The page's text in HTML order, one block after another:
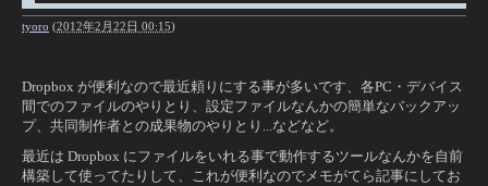
tyoro (2012年2月22日 00:15)
Dropbox が便利なので最近頼りにする事が多いです、各PC・デバイス
間でのファイルのやりとり、設定ファイルなんかの簡単なバックアッ
プ、共同制作者との成果物のやりとり...などなど。
最近は Dropbox にファイルをいれる事で動作するツールなんかを自前
構築して使ってたりして、これが便利なのでメモがてら記事にしてお